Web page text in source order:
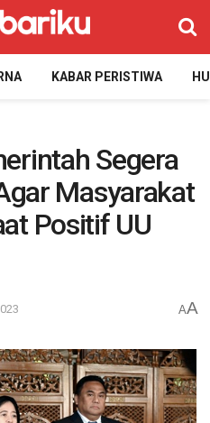
KABAR PERISTIWA
Segera
Masyarakat
Positif UU
AA